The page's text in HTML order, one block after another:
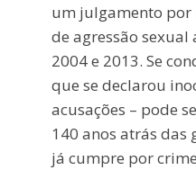
um julgamento por
de agressão sexual
2004 e 2013. Se
que se declarou
acusações – pode
140 anos atrás das
já cumpre por